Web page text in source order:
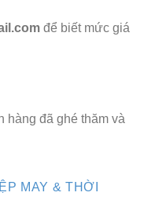
để biết mức giá
hàng đã ghé thăm và
MAY & THỜI